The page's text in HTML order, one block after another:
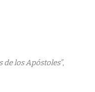
de los Apóstoles”,